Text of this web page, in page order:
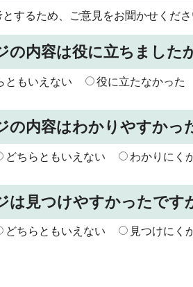
するため、ご意見をお聞かせくださ
の内容は役に立ちました
ともいえない 役に立たなかった
の内容はわかりやすかっ
どちらともいえない わかりにく
は見つけやすかったです
どちらともいえない 見つけにく